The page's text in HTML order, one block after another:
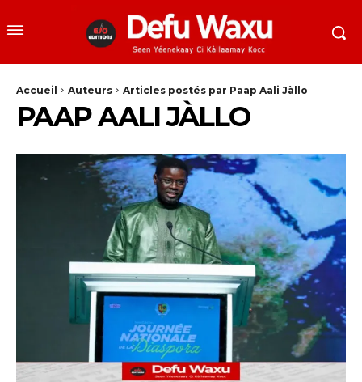
Accueil Auteurs Articles postés par Paap Aali Jàllo
PAAP AALI JÀLLO